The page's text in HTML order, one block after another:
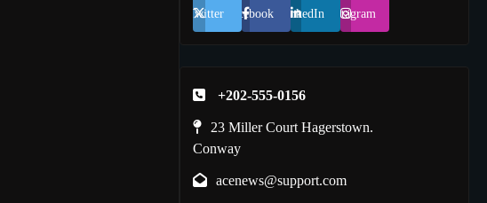
Twitter Facebook LinkedIn Instagram
+202-555-0156
23 Miller Court Hagerstown.
Conway
acenews@support.com